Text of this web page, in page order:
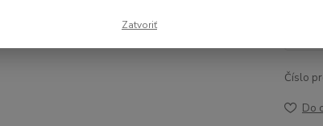
Číslo
Do
Zatvoriť